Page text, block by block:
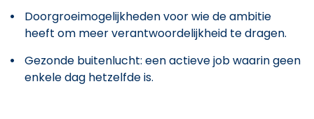
Doorgroeimogelijkheden voor wie de ambitie
heeft om meer verantwoordelijkheid te dragen.
Gezonde buitenlucht: een actieve job waarin geen
enkele dag hetzelfde is.